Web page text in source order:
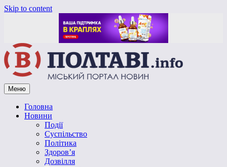
Skip to content
Vpoltave.info
Полтавський портал новин
Меню
Головна
Новини
Події
Суспільство
Політика
Здоров’я
Дозвілля